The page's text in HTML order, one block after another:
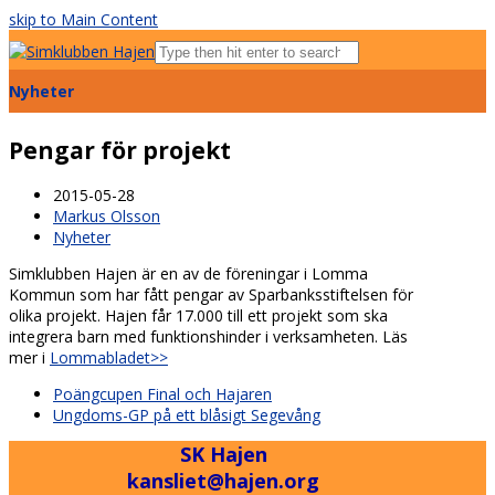
skip to Main Content
Open
Mobile
Nyheter
Pengar för projekt
2015-05-28
Markus Olsson
Nyheter
Simklubben Hajen är en av de föreningar i Lomma
Kommun som har fått pengar av Sparbanksstiftelsen för
olika projekt. Hajen får 17.000 till ett projekt som ska
integrera barn med funktionshinder i verksamheten. Läs
mer i Lommabladet>>
previous
post:
Poängcupen Final och Hajaren
next
Ungdoms-GP på ett blåsigt Segevång
SK Hajen
kansliet@hajen.org